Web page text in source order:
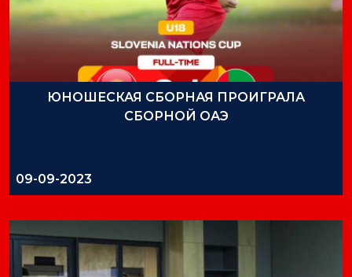
ЮНОШЕСКАЯ СБОРНАЯ ПРОИГРАЛА
СБОРНОЙ ОАЭ
09-09-2023